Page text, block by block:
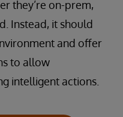
they’re on-prem,
Instead, it should
and offer
to allow
intelligent actions.